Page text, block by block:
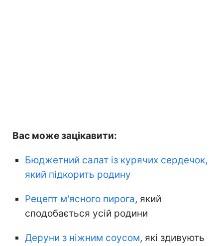
Вас може зацікавити:
Бюджетний салат із курячих сердечок,
який підкорить родину
Рецепт м'ясного пирога, який
сподобається усій родини
Деруни з ніжним соусом, які здивують